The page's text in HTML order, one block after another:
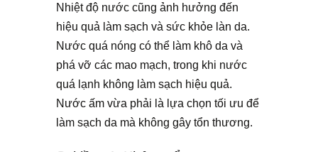
Nhiệt độ nước cũng ảnh hưởng đến
hiệu quả làm sạch và sức khỏe làn da.
Nước quá nóng có thể làm khô da và
phá vỡ các mao mạch, trong khi nước
quá lạnh không làm sạch hiệu quả.
Nước ấm vừa phải là lựa chọn tối ưu để
làm sạch da mà không gây tổn thương.